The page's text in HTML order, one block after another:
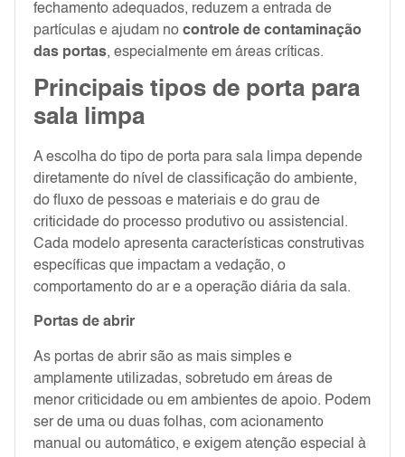
fechamento adequados, reduzem a entrada de
partículas e ajudam no controle de contaminação
das portas, especialmente em áreas críticas.
Principais tipos de porta para
sala limpa
A escolha do tipo de porta para sala limpa depende
diretamente do nível de classificação do ambiente,
do fluxo de pessoas e materiais e do grau de
criticidade do processo produtivo ou assistencial.
Cada modelo apresenta características construtivas
específicas que impactam a vedação, o
comportamento do ar e a operação diária da sala.
Portas de abrir
As portas de abrir são as mais simples e
amplamente utilizadas, sobretudo em áreas de
menor criticidade ou em ambientes de apoio. Podem
ser de uma ou duas folhas, com acionamento
manual ou automático, e exigem atenção especial à